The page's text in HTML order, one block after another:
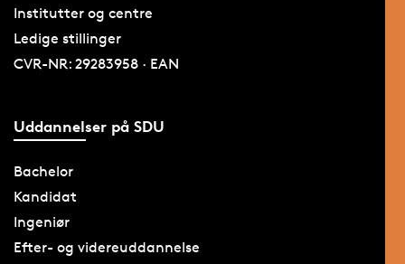
Institutter og centre
Ledige stillinger
CVR-NR: 29283958 · EAN
Uddannelser på SDU
Bachelor
Kandidat
Ingeniør
Efter- og videreuddannelse